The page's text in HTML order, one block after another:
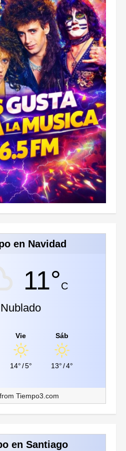
en Navidad
11°C
Nublado
Vie
14°/5°
Sáb
13°/4°
Tiempo3.com
en Santiago